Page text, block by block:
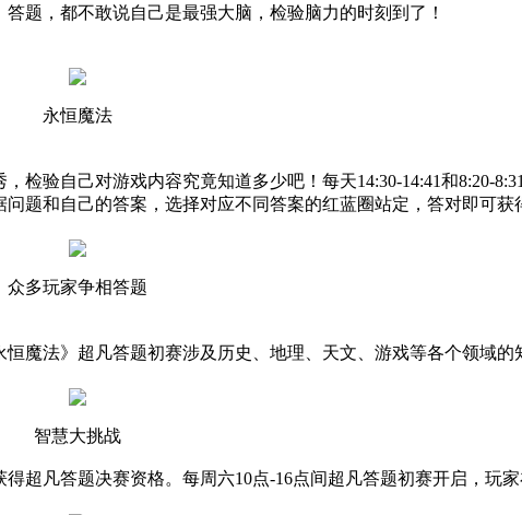
题，都不敢说自己是最强大脑，检验脑力的时刻到了！
永恒魔法
验自己对游戏内容究竟知道多少吧！每天14:30-14:41和8:20-
题和自己的答案，选择对应不同答案的红蓝圈站定，答对即可
众多玩家争相答题
魔法》超凡答题初赛涉及历史、地理、天文、游戏等各个领域
智慧大挑战
超凡答题决赛资格。每周六10点-16点间超凡答题初赛开启，玩